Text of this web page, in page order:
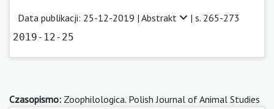
Data publikacji: 25-12-2019 | Abstrakt | s. 265-273
2019-12-25
Czasopismo: Zoophilologica. Polish Journal of Animal Studies